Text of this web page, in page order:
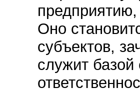
Оно
субъектов,
служит